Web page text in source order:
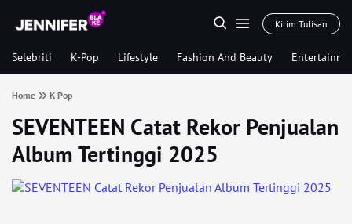
Kirim Tulisan
Selebriti K-Pop Lifestyle Fashion And Beauty
Home K-Pop
SEVENTEEN Catat Rekor Penjualan
Album Tertinggi 2025